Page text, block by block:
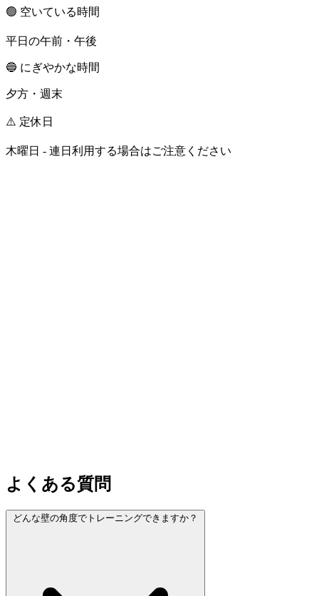
🟢 空いている時間
平日の午前・午後
🔵 にぎやかな時間
夕方・週末
⚠️ 定休日
木曜日 - 連日利用する場合はご注意ください
よくある質問
どんな壁の角度でトレーニングできますか？